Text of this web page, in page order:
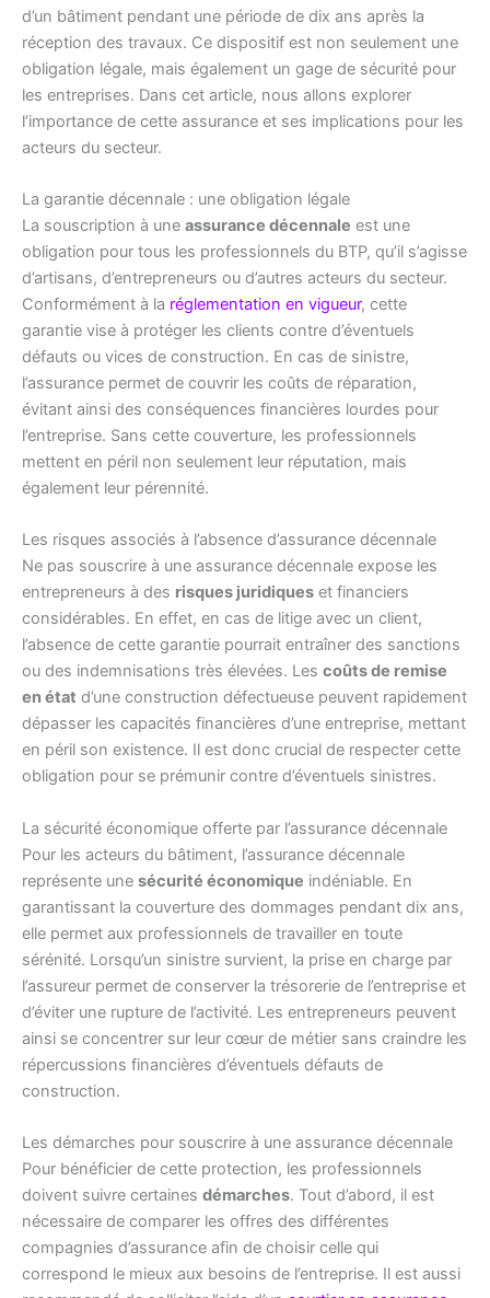
d’un bâtiment pendant une période de dix ans après la
réception des travaux. Ce dispositif est non seulement une
obligation légale, mais également un gage de sécurité pour
les entreprises. Dans cet article, nous allons explorer
l’importance de cette assurance et ses implications pour les
acteurs du secteur.
La garantie décennale : une obligation légale
La souscription à une assurance décennale est une
obligation pour tous les professionnels du BTP, qu’il s’agisse
d’artisans, d’entrepreneurs ou d’autres acteurs du secteur.
Conformément à la réglementation en vigueur, cette
garantie vise à protéger les clients contre d’éventuels
défauts ou vices de construction. En cas de sinistre,
l’assurance permet de couvrir les coûts de réparation,
évitant ainsi des conséquences financières lourdes pour
l’entreprise. Sans cette couverture, les professionnels
mettent en péril non seulement leur réputation, mais
également leur pérennité.
Les risques associés à l’absence d’assurance décennale
Ne pas souscrire à une assurance décennale expose les
entrepreneurs à des risques juridiques et financiers
considérables. En effet, en cas de litige avec un client,
l’absence de cette garantie pourrait entraîner des sanctions
ou des indemnisations très élevées. Les coûts de remise
en état d’une construction défectueuse peuvent rapidement
dépasser les capacités financières d’une entreprise, mettant
en péril son existence. Il est donc crucial de respecter cette
obligation pour se prémunir contre d’éventuels sinistres.
La sécurité économique offerte par l’assurance décennale
Pour les acteurs du bâtiment, l’assurance décennale
représente une sécurité économique indéniable. En
garantissant la couverture des dommages pendant dix ans,
elle permet aux professionnels de travailler en toute
sérénité. Lorsqu’un sinistre survient, la prise en charge par
l’assureur permet de conserver la trésorerie de l’entreprise et
d’éviter une rupture de l’activité. Les entrepreneurs peuvent
ainsi se concentrer sur leur cœur de métier sans craindre les
répercussions financières d’éventuels défauts de
construction.
Les démarches pour souscrire à une assurance décennale
Pour bénéficier de cette protection, les professionnels
doivent suivre certaines démarches. Tout d’abord, il est
nécessaire de comparer les offres des différentes
compagnies d’assurance afin de choisir celle qui
correspond le mieux aux besoins de l’entreprise. Il est aussi